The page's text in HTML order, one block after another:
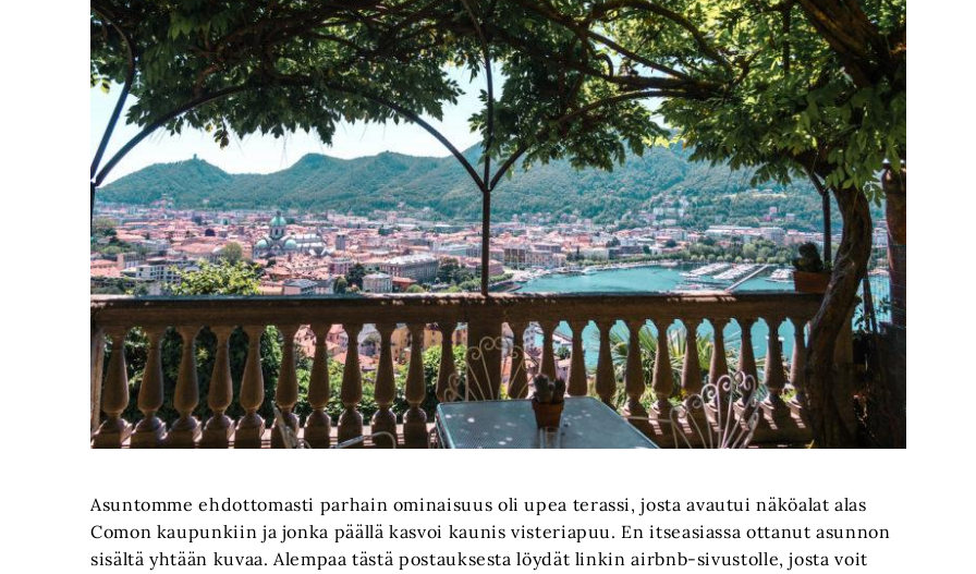
Asuntomme ehdottomasti parhain ominaisuus oli upea terassi, josta avautui näköalat alas
Comon kaupunkiin ja jonka päällä kasvoi kaunis visteriapuu. En itseasiassa ottanut asunnon
sisältä yhtään kuvaa. Alempaa tästä postauksesta löydät linkin airbnb-sivustolle, josta voit